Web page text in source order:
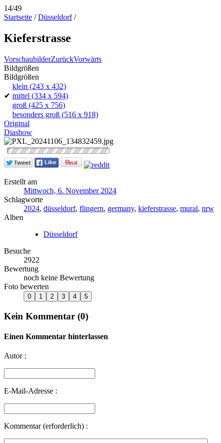
14/49
Startseite /Düsseldorf/
Kieferstrasse
VorschaubilderZurückVorwärts
Bildgrößen
Bildgrößen
klein (243 x 432)
✔ mittel (334 x 594)
groß (425 x 756)
besonders groß (516 x 918)
Original
Diashow
Erstellt am
Mittwoch, 6. November 2024
Schlagworte
2024, düsseldorf, flingern, germany, kieferstrasse, mural, nrw
Alben
Düsseldorf
Besuche
2922
Bewertung
noch keine Bewertung
Foto bewerten
Kein Kommentar (0)
Einen Kommentar hinterlassen
Autor :
E-Mail-Adresse :
Kommentar (erforderlich) :